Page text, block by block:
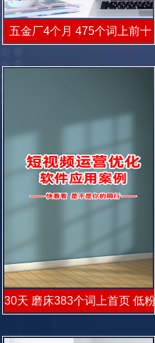
五金厂4个月 475个词上前十
30天 磨床383个词上首页 低粉